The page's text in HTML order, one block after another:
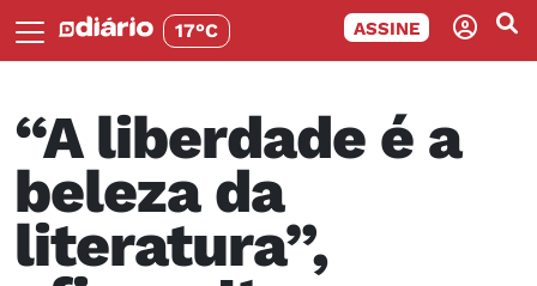
17°C ASSINE
“A liberdade é a
beleza da
literatura”,